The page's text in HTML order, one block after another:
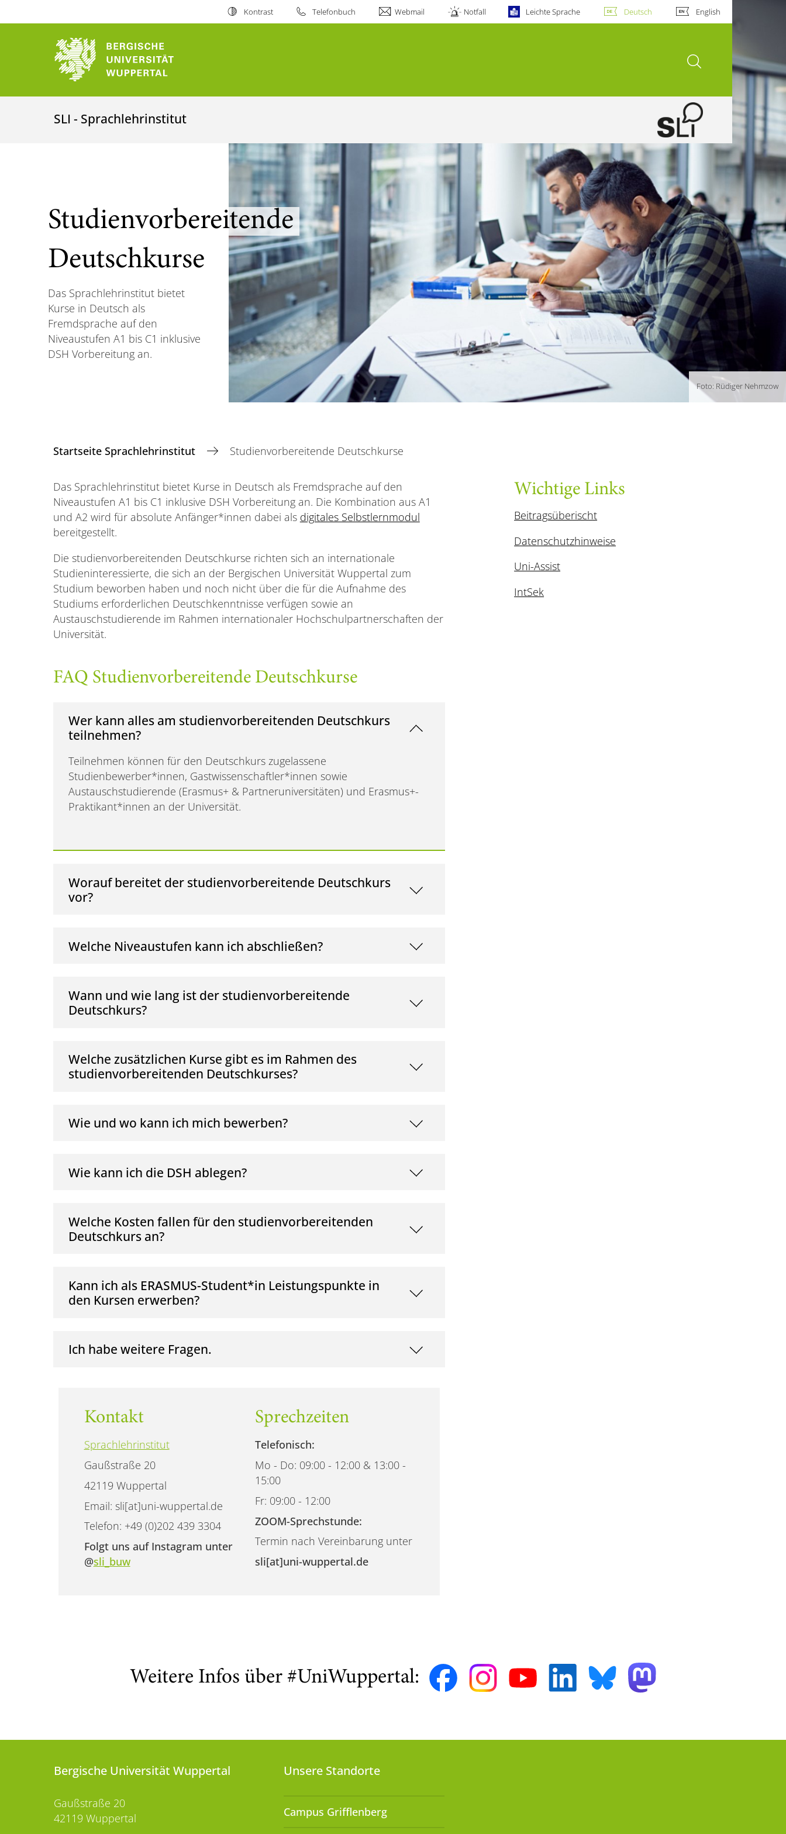
Kontrast Telefonbuch Webmail Notfall Leichte Sprache Deutsch English
Suche öffnen
SLI - Sprachlehrinstitut
Foto: Rüdiger Nehmzow
Studienvorbereitende
Deutschkurse
Das Sprachlehrinstitut bietet
Kurse in Deutsch als
Fremdsprache auf den
Niveaustufen A1 bis C1 inklusive
DSH Vorbereitung an.
Startseite Sprachlehrinstitut Studienvorbereitende Deutschkurse
Das Sprachlehrinstitut bietet Kurse in Deutsch als Fremdsprache auf den
Niveaustufen A1 bis C1 inklusive DSH Vorbereitung an. Die Kombination aus A1
und A2 wird für absolute Anfänger*innen dabei als digitales Selbstlernmodul
bereitgestellt.
Die studienvorbereitenden Deutschkurse richten sich an internationale
Studieninteressierte, die sich an der Bergischen Universität Wuppertal zum
Studium beworben haben und noch nicht über die für die Aufnahme des
Studiums erforderlichen Deutschkenntnisse verfügen sowie an
Austauschstudierende im Rahmen internationaler Hochschulpartnerschaften der
Universität.
FAQ Studienvorbereitende Deutschkurse
Wer kann alles am studienvorbereitenden Deutschkurs
teilnehmen?
Teilnehmen können für den Deutschkurs zugelassene
Studienbewerber*innen, Gastwissenschaftler*innen sowie
Austauschstudierende (Erasmus+ & Partneruniversitäten) und Erasmus+-
Praktikant*innen an der Universität.
Worauf bereitet der studienvorbereitende Deutschkurs
vor?
Welche Niveaustufen kann ich abschließen?
Wann und wie lang ist der studienvorbereitende
Deutschkurs?
Welche zusätzlichen Kurse gibt es im Rahmen des
studienvorbereitenden Deutschkurses?
Wie und wo kann ich mich bewerben?
Wie kann ich die DSH ablegen?
Welche Kosten fallen für den studienvorbereitenden
Deutschkurs an?
Kann ich als ERASMUS-Student*in Leistungspunkte in
den Kursen erwerben?
Ich habe weitere Fragen.
Kontakt
Sprachlehrinstitut
Gaußstraße 20
42119 Wuppertal
Email: sli[at]uni-wuppertal.de
Telefon: +49 (0)202 439 3304
Folgt uns auf Instagram unter
@sli_buw
Sprechzeiten
Telefonisch:
Mo - Do: 09:00 - 12:00 & 13:00 -
15:00
Fr: 09:00 - 12:00
ZOOM-Sprechstunde:
Termin nach Vereinbarung unter
sli[at]uni-wuppertal.de
Wichtige Links
Beitragsüberischt
Datenschutzhinweise
Uni-Assist
IntSek
Weitere Infos über #UniWuppertal:
Bergische Universität Wuppertal
Gaußstraße 20
42119 Wuppertal
Unsere Standorte
Campus Grifflenberg